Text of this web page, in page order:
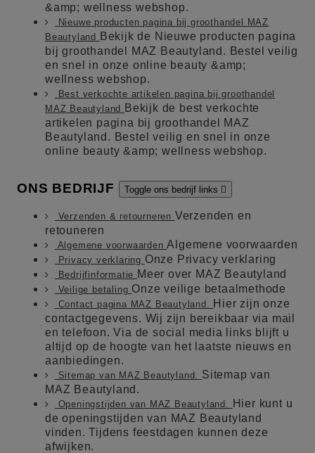
&amp; wellness webshop.
Nieuwe producten pagina bij groothandel MAZ
Beautyland Bekijk de Nieuwe producten pagina
bij groothandel MAZ Beautyland. Bestel veilig
en snel in onze online beauty &amp;
wellness webshop.
Best verkochte artikelen pagina bij groothandel
MAZ Beautyland Bekijk de best verkochte
artikelen pagina bij groothandel MAZ
Beautyland. Bestel veilig en snel in onze
online beauty &amp; wellness webshop.
ONS BEDRIJF Toggle ons bedrijf links 
Verzenden & retourneren Verzenden en
retouneren
Algemene voorwaardenAlgemene voorwaarden
Privacy verklaring Onze Privacy verklaring
Bedrijfinformatie Meer over MAZ Beautyland
Veilige betaling Onze veilige betaalmethode
Contact pagina MAZ Beautyland.
Hier zijn onze
contactgegevens. Wij zijn bereikbaar via mail
en telefoon. Via de social media links blijft u
altijd op de hoogte van het laatste nieuws en
aanbiedingen.
Sitemap van MAZ Beautyland. Sitemap van
MAZ Beautyland.
Openingstijden van MAZ Beautyland.
Hier kunt u
de openingstijden van MAZ Beautyland
vinden. Tijdens feestdagen kunnen deze
afwijken.